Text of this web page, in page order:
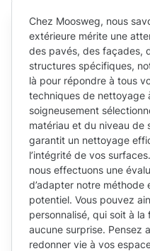
Chez Moosweg, nous
extérieure mérite une
des pavés, des façades,
structures spécifiques,
là pour répondre à tous
techniques de nettoyage
soigneusement
matériau et du niveau de
garantit un nettoyage
l’intégrité de vos
nous effectuons une
d’adapter notre méthode
potentiel. Vous pouvez
personnalisé, qui soit à
aucune surprise. Pensez
redonner vie à vos